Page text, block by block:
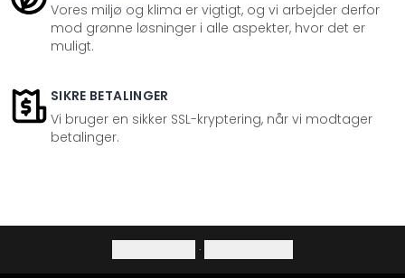
Vores miljø og klima er vigtigt, og vi arbejder derfor
mod grønne løsninger i alle aspekter, hvor det er
muligt.
SIKRE BETALINGER
Vi bruger en sikker SSL-kryptering, når vi modtager
betalinger.
·